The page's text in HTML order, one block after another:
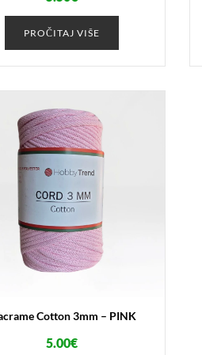
PROČITAJ VIŠE
Cotton 3mm – PINK
5.00€